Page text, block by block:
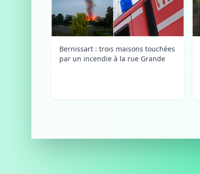
Bernissart : trois maisons touchées
par un incendie à la rue Grande